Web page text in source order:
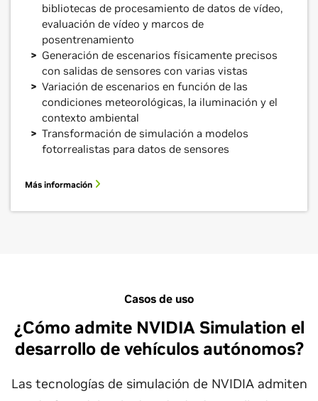
bibliotecas de procesamiento de datos de vídeo,
evaluación de vídeo y marcos de
posentrenamiento
Generación de escenarios físicamente precisos
con salidas de sensores con varias vistas
Variación de escenarios en función de las
condiciones meteorológicas, la iluminación y el
contexto ambiental
Transformación de simulación a modelos
fotorrealistas para datos de sensores
Más información
Casos de uso
¿Cómo admite NVIDIA Simulation el
desarrollo de vehículos autónomos?
Las tecnologías de simulación de NVIDIA admiten